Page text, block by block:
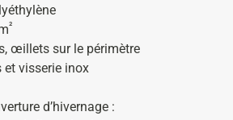
²
œillets sur le périmètre
et visserie inox
d’hivernage :